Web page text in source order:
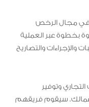
مجال الرخص
بخطوة عبر العملية
والإجراءات والتصاريح
وتوفير
سيقوم فريقهم